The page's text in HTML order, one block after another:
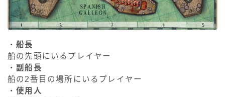
・船長
船の先頭にいるプレイヤー
・副船長
船の2番目の場所にいるプレイヤー
・使用人